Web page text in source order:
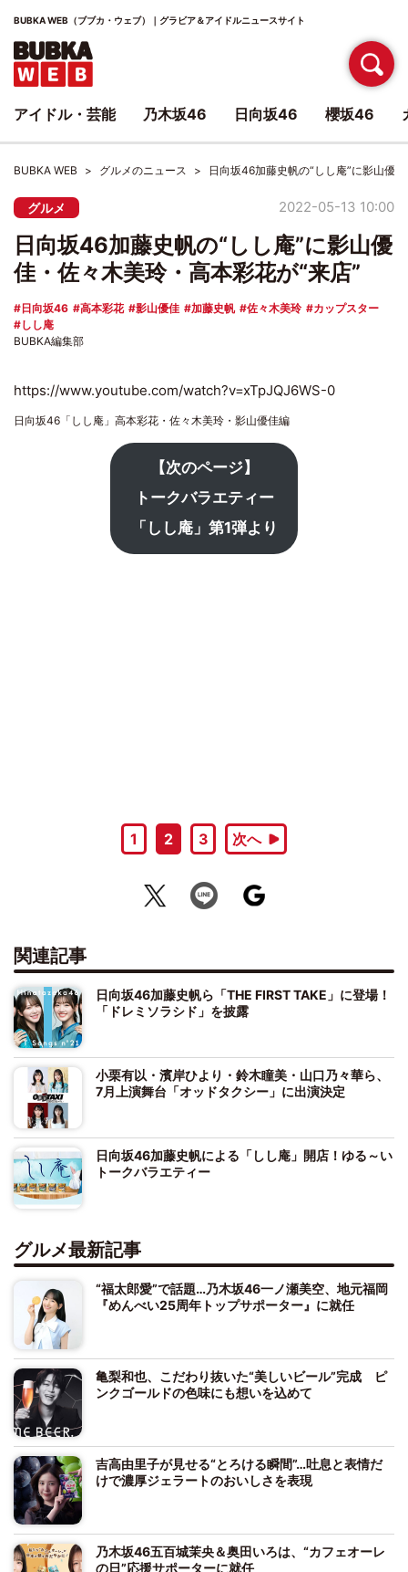
BUBKA WEB（ブブカ・ウェブ）｜グラビア＆アイドルニュースサイト
BUBKA WEB グルメのニュース 日向坂46加藤史帆の“しし庵”に影山優
グルメ 2022-05-13 10:00
日向坂46加藤史帆の“しし庵”に影山優
佳・佐々木美玲・高本彩花が“来店”
日向坂46 高本彩花 影山優佳 加藤史帆 佐々木美玲
カップスター
しし庵
BUBKA編集部
https://www.youtube.com/watch?v=xTpJQJ6WS-0
日向坂46「しし庵」高本彩花・佐々木美玲・影山優佳編
【次のページ】
トークバラエティー
「しし庵」第1弾より
1 2 3 次へ
関連記事
日向坂46加藤史帆ら「THE FIRST TAKE」に登場！
「ドレミソラシド」を披露
小栗有以・濱岸ひより・鈴木瞳美・山口乃々華ら、
7月上演舞台「オッドタクシー」に出演決定
日向坂46加藤史帆による「しし庵」開店！ゆる～い
トークバラエティー
グルメ最新記事
“福太郎愛”で話題…乃木坂46一ノ瀬美空、地元福岡
『めんべい25周年トップサポーター』に就任
亀梨和也、こだわり抜いた“美しいビール”完成 ピ
ンクゴールドの色味にも想いを込めて
吉高由里子が見せる“とろける瞬間”…吐息と表情だ
けで濃厚ジェラートのおいしさを表現
乃木坂46五百城茉央＆奥田いろは、“カフェオーレ
の日”応援サポーターに就任
アイドル・芸能 乃木坂46 日向坂46 櫻坂46